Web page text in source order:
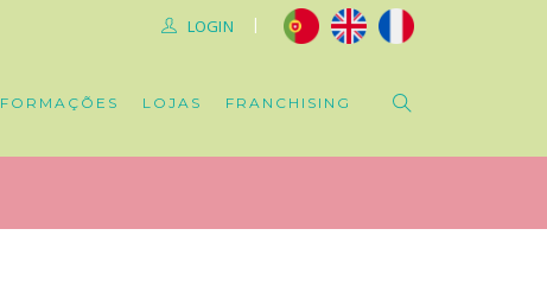
|
LOGIN
FORMAÇÕES LOJAS FRANCHISING